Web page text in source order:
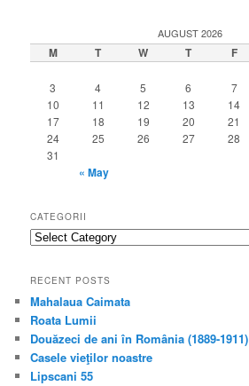
AUGUST 2026
M T W T F
3
4 5 6 7
10
11 12 13 14
17
18 19 20 21
24
25 26 27 28
31
« May
CATEGORII
categorii
RECENT POSTS
Mahalaua Caimata
Roata Lumii
Douăzeci de ani în România (1889-1911)
Casele vieţilor noastre
Lipscani 55